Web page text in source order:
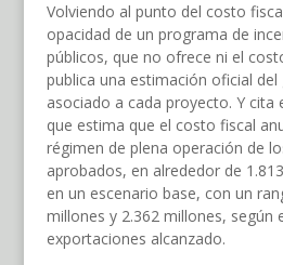
Volviendo al punto del costo
opacidad de un programa de
públicos, que no ofrece ni el
publica una estimación oficial
asociado a cada proyecto. Y cita
que estima que el costo fiscal
régimen de plena operación de
aprobados, en alrededor de
en un escenario base, con un
millones y 2.362 millones, según
exportaciones alcanzado.